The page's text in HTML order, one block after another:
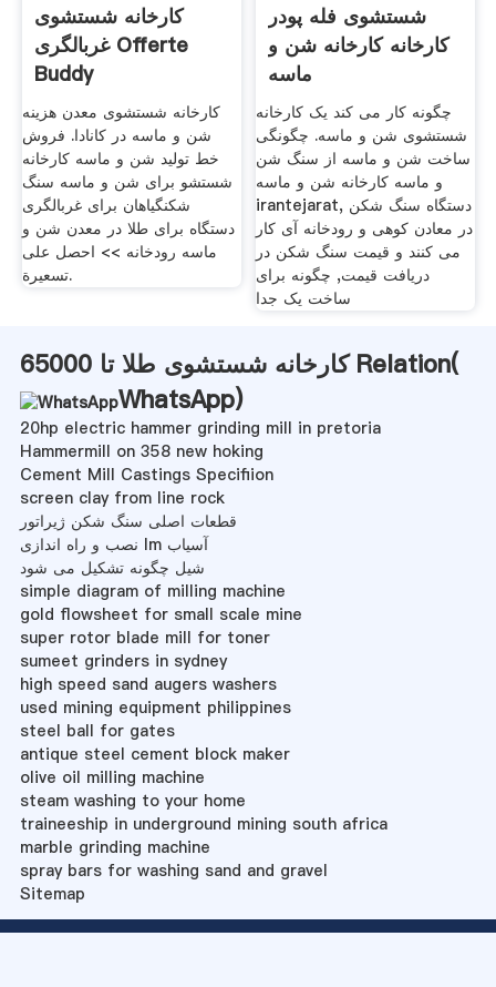
کارخانه شستشوی
غربالگری Offerte
Buddy
کارخانه شستشوی معدن هزینه
شن و ماسه در کانادا. فروش
خط تولید شن و ماسه کارخانه
شستشو برای شن و ماسه سنگ
شکنگیاهان برای غربالگری
دستگاه برای طلا در معدن شن و
ماسه رودخانه >> احصل على
تسعيرة.
شستشوی فله پودر
کارخانه کارخانه شن و
ماسه
چگونه کار می کند یک کارخانه
شستشوی شن و ماسه. چگونگی
ساخت شن و ماسه از سنگ شن
و ماسه کارخانه شن و ماسه
irantejarat, دستگاه سنگ شکن
در معادن کوهی و رودخانه آی کار
می کنند و قیمت سنگ شکن در
دریافت قیمت, چگونه برای
ساخت یک جدا
کارخانه شستشوی طلا تا 65000 Relation(
WhatsApp)
20hp electric hammer grinding mill in pretoria
Hammermill on 358 new hoking
Cement Mill Castings Specifiion
screen clay from line rock
قطعات اصلی سنگ شکن ژیراتور
نصب و راه اندازی lm آسیاب
شیل چگونه تشکیل می شود
simple diagram of milling machine
gold flowsheet for small scale mine
super rotor blade mill for toner
sumeet grinders in sydney
high speed sand augers washers
used mining equipment philippines
steel ball for gates
antique steel cement block maker
olive oil milling machine
steam washing to your home
traineeship in underground mining south africa
marble grinding machine
spray bars for washing sand and gravel
Sitemap